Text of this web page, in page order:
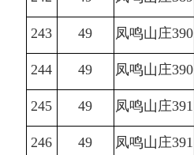
243 49 凤鸣山庄390
244 49 凤鸣山庄390
245 49 凤鸣山庄391
246 49 凤鸣山庄391